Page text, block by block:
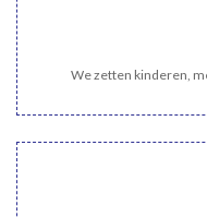
We zetten kinderen,